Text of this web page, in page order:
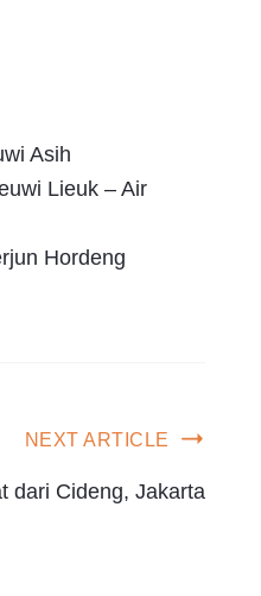
Asih
Lieuk – Air
Hordeng
NEXT ARTICLE
dari Cideng, Jakarta